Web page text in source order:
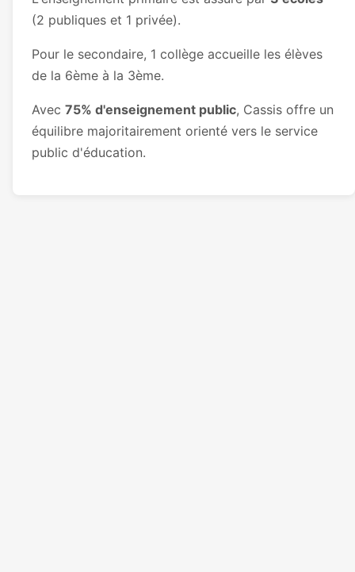
(2 publiques et 1 privée).
Pour le secondaire, 1 collège accueille les élèves
de la 6ème à la 3ème.
Avec 75% d'enseignement public, Cassis offre un
équilibre majoritairement orienté vers le service
public d'éducation.